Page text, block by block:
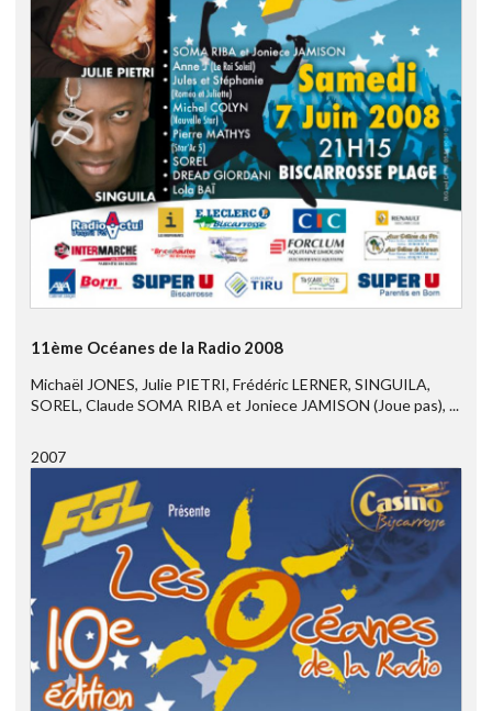
11ème Océanes de la Radio 2008
Michaël JONES, Julie PIETRI, Frédéric LERNER, SINGUILA,
SOREL, Claude SOMA RIBA et Joniece JAMISON (Joue pas), ...
2007